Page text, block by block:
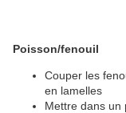
Poisson/fenouil
Couper les
en lamelles
Mettre dans un